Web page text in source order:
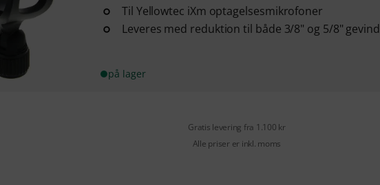
Til Yellowtec iXm optagelsesmikrofoner
Leveres med reduktion til både 3/8" og 5/8" gevind
på lager
Gratis levering fra 1.100 kr
Alle priser er inkl. moms